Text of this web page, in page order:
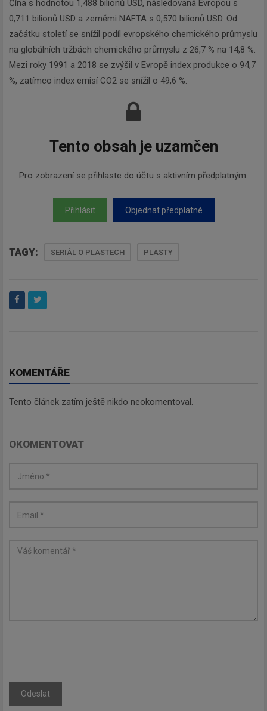
Čína s hodnotou 1,488 bilionů USD, následovaná Evropou s
0,711 bilionů USD a zeměmi NAFTA s 0,570 bilionů USD. Od
začátku století se snížil podíl evropského chemického průmyslu
na globálních tržbách chemického průmyslu z 26,7 % na 14,8 %.
Mezi roky 1991 a 2018 se zvýšil v Evropě index produkce o 94,7
%, zatímco index emisí CO2 se snížil o 49,6 %.
Tento obsah je uzamčen
Pro zobrazení se přihlaste do účtu s aktivním předplatným.
Přihlásit Objednat předplatné
TAGY: SERIÁL O PLASTECH PLASTY
KOMENTÁŘE
Tento článek zatím ještě nikdo neokomentoval.
OKOMENTOVAT
Odeslat